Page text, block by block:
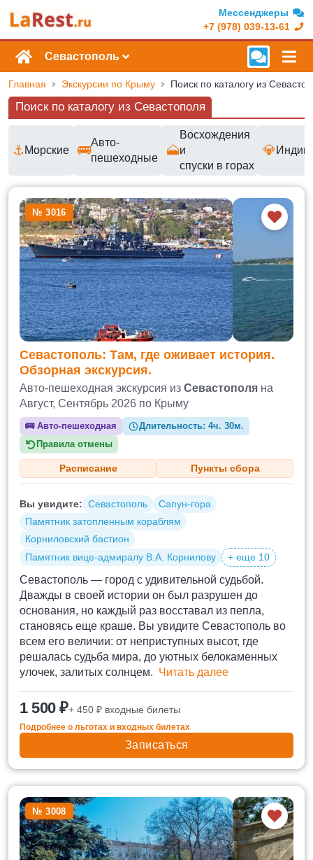
Мессенджеры
+7 (978) 039-13-61
Севастополь
Главная Экскурсии по Крыму Поиск по каталогу из
Поиск по каталогу из Севастополя
⚓Морские 🚌
Авто-
пешеходные
🗻
Восхождения
и
спуски в горах
💎
Доступные маршруты и цены
№ 3016
Севастополь: Там, где оживает история.
Обзорная экскурсия.
Авто-пешеходная экскурсия из Севастополя на
Август, Сентябрь 2026 по Крыму
🚌Авто-пешеходная Длительность:4ч. 30м.
Правила отмены
Расписание Пункты сбора
Вы увидите: Севастополь
Сапун-гора
Памятник затопленным кораблям
Корниловский бастион
Памятник вице-адмиралу В.А. Корнилову
+ еще 10
Севастополь — город с удивительной судьбой.
Дважды в своей истории он был разрушен до
основания, но каждый раз восставал из пепла,
становясь еще краше. Вы увидите Севастополь во
всем его величии: от неприступных высот, где
решалась судьба мира, до уютных белокаменных
улочек, залитых солнцем. Читать далее
1 500 ₽+ 450 ₽ входные билеты
Подробнее о льготах и входных билетах
Записаться
№ 3008